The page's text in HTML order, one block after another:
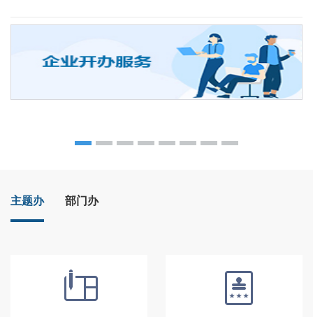
主题办 部门办